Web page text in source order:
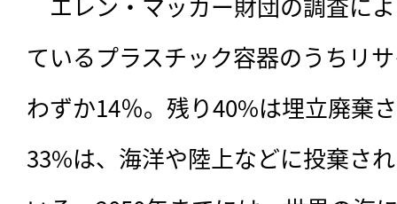
ているプラスチック容器のうちリ
わずか14％。残り40%は埋立廃棄
33%は、海洋や陸上などに投棄さ